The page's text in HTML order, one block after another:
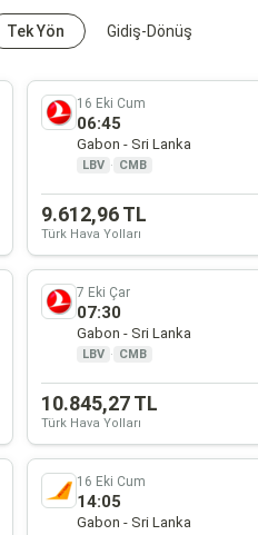
Tek Yön Gidiş-Dönüş
16 Eki Cum
06:45
Gabon - Sri Lanka
LBV · CMB
9.612,96 TL
Türk Hava Yolları
7 Eki Çar
07:30
Gabon - Sri Lanka
LBV · CMB
10.845,27 TL
Türk Hava Yolları
16 Eki Cum
14:05
Gabon - Sri Lanka